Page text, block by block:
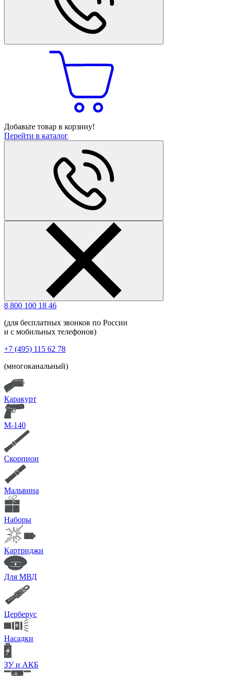
Добавьте товар в корзину!
Перейти в каталог
8 800 100 18 46
(для бесплатных звонков по России
и с мобильных телефонов)
+7 (495) 115 62 78
(многоканальный)
Каракурт
М-140
Скорпион
Мальвина
Наборы
Картриджи
Для МВД
Церберус
Насадки
ЗУ и АКБ